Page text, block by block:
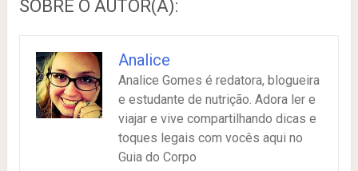
SOBRE O AUTOR(A):
Analice
Analice Gomes é redatora, blogueira
e estudante de nutrição. Adora ler e
viajar e vive compartilhando dicas e
toques legais com vocês aqui no
Guia do Corpo